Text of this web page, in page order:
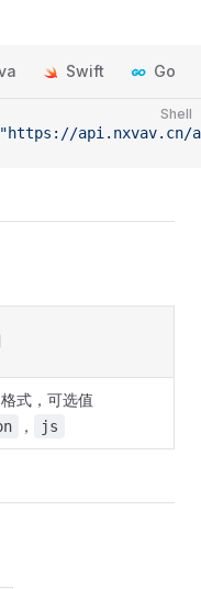
Swift Go
Shell
式，可选值
， js